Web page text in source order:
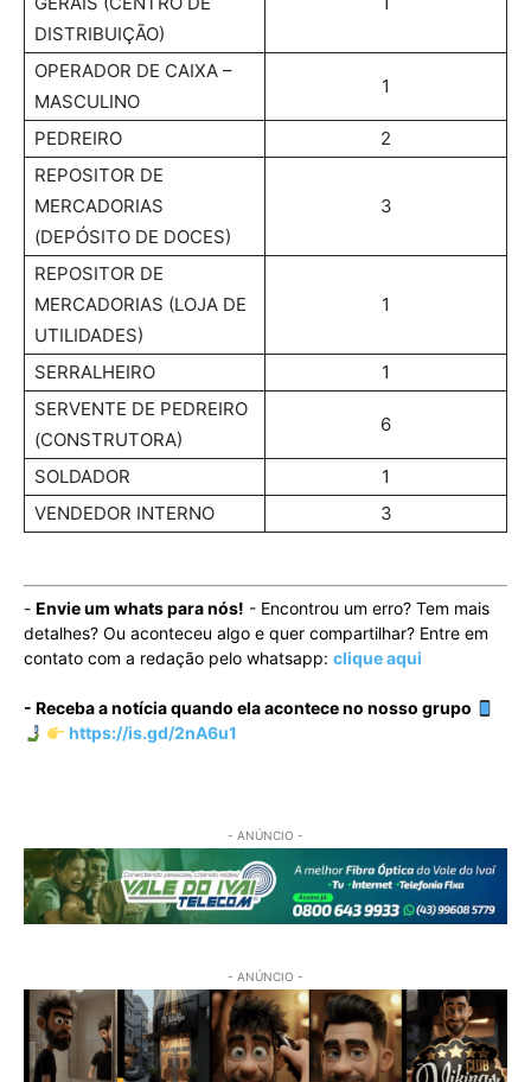
DISTRIBUIÇÃO)
OPERADOR DE CAIXA –
MASCULINO
1
PEDREIRO
2
REPOSITOR DE
MERCADORIAS
(DEPÓSITO DE DOCES)
3
REPOSITOR DE
MERCADORIAS (LOJA DE
UTILIDADES)
1
SERRALHEIRO
1
SERVENTE DE PEDREIRO
(CONSTRUTORA)
6
SOLDADOR
1
VENDEDOR INTERNO
3
- Envie um whats para nós! - Encontrou um erro? Tem mais
detalhes? Ou aconteceu algo e quer compartilhar? Entre em
contato com a redação pelo whatsapp: clique aqui
- Receba a notícia quando ela acontece no nosso grupo
https://is.gd/2nA6u1
- ANÚNCIO -
- ANÚNCIO -